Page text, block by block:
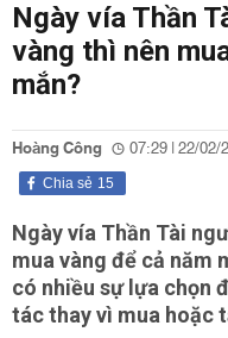
Ngày vía Thần
vàng thì nên
mắn?
Hoàng Công 07:29 | 22/02/
15
Chia sẻ
Ngày vía Thần Tài
mua vàng để cả năm
có nhiều sự lựa chọn
tác thay vì mua hoặc